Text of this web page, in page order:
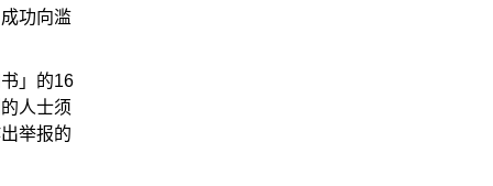
功向滥
」的16
人士须
举报的